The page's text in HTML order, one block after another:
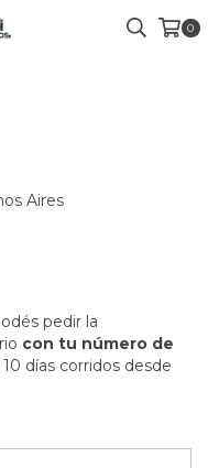
0
Aires
pedir la
con tu número de
días corridos desde